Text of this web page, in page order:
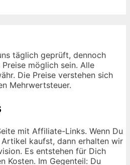
täglich geprüft, dennoch
möglich sein. Alle
Die Preise verstehen sich
Mehrwertsteuer.
mit Affiliate-Links. Wenn Du
kaufst, dann erhalten wir
Es entstehen für Dich
Kosten. Im Gegenteil: Du